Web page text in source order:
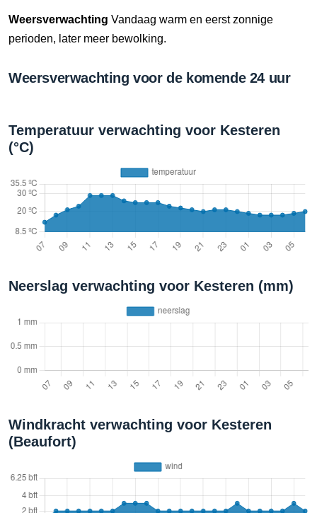
Weersverwachting Vandaag warm en eerst zonnige
perioden, later meer bewolking.
Weersverwachting voor de komende 24 uur
Temperatuur verwachting voor Kesteren
(°C)
Neerslag verwachting voor Kesteren (mm)
Windkracht verwachting voor Kesteren
(Beaufort)